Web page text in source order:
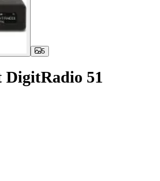
5
DigitRadio 51